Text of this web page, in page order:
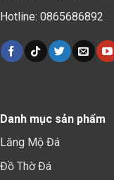
Hotline: 0865686892
Danh mục sản phẩm
Lăng Mộ Đá
Đồ Thờ Đá